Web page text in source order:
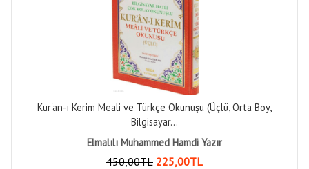
Kur'an-ı Kerim Meali ve Türkçe Okunuşu (Üçlü, Orta Boy,
Bilgisayar...
Elmalılı Muhammed Hamdi Yazır
450,00TL 225,00TL